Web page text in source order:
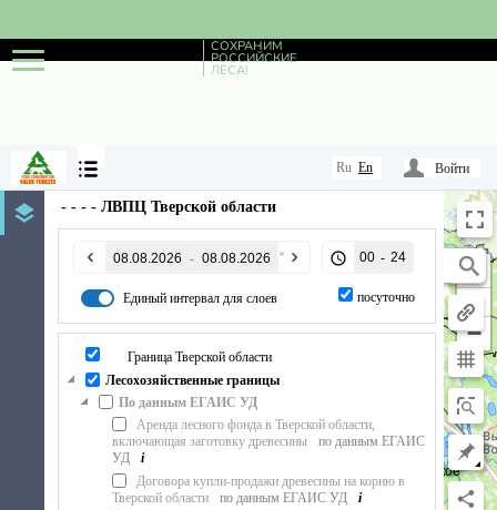
СОХРАНИМ
РОССИЙСКИЕ
ЛЕСА!